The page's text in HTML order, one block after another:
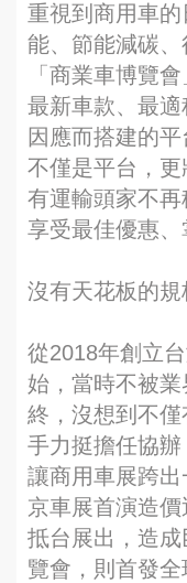
重視到商用車
能、節能減碳
「商業車博覽
最新車款、最
因應而搭建的平
不僅是平台，
有運輸頭家不再
享受最佳優惠、
沒有天花板的規
從2018年創立
始，當時不被
終，沒想到不
手力挺擔任協辦
讓商用車展跨
京車展首演造
抵台展出，造
覽會，則首發